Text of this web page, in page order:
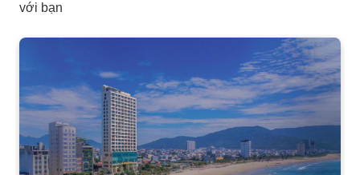
với bạn